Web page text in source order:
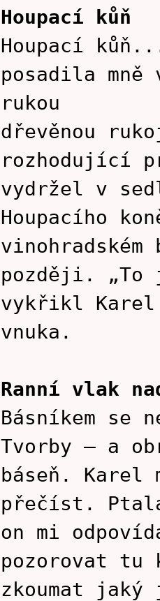
Houpací kůň
Houpací
posadila
rukou
dřevěnou
rozhodující
vydržel v
Houpacího
později. „To
vykřikl Karel
vnuka.
Ranní vlak
Básníkem
Tvorby – a
báseň.
přečíst.
on mi
pozorovat tu
zkoumat jaký